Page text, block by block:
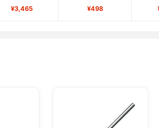
¥3,465 ¥498